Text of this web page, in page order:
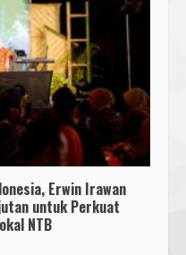
Erwin Irawan
untuk Perkuat
NTB